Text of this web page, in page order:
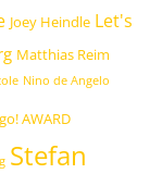
Joey Heindle Let's
Matthias Reim
Nino de Angelo
AWARD
Stefan